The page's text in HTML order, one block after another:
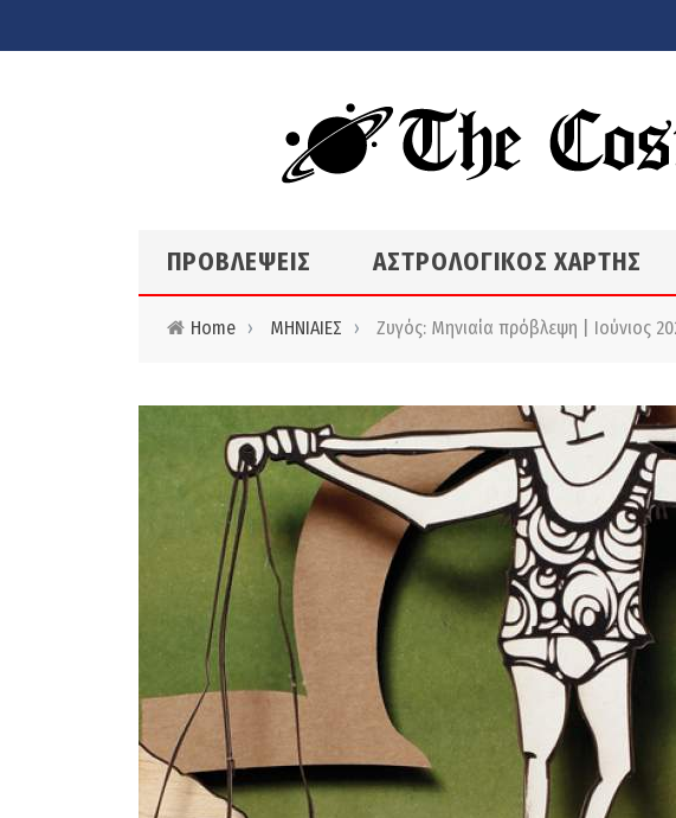
ΠΡΟΒΛΕΨΕΙΣ ΑΣΤΡΟΛΟΓΙΚΟΣ ΧΑΡΤΗΣ
Home › ΜΗΝΙΑΙΕΣ › Ζυγός: Μηνιαία πρόβλεψη | Ιούνιος